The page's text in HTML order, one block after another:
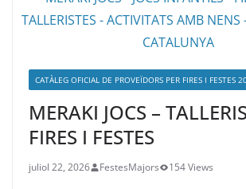
CATÀLEG OFICIAL DE PROVEÏDORS PER FIRES I FESTES
MERAKI JOCS –
FIRES I FESTES
juliol 22, 2026 FestesMajors 154 Views